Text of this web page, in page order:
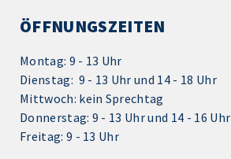
ÖFFNUNGSZEITEN
Montag: 9 - 13 Uhr
Dienstag: 9 - 13 Uhr und 14 - 18 Uhr
Mittwoch: kein Sprechtag
Donnerstag: 9 - 13 Uhr und 14 - 16 Uhr
Freitag: 9 - 13 Uhr